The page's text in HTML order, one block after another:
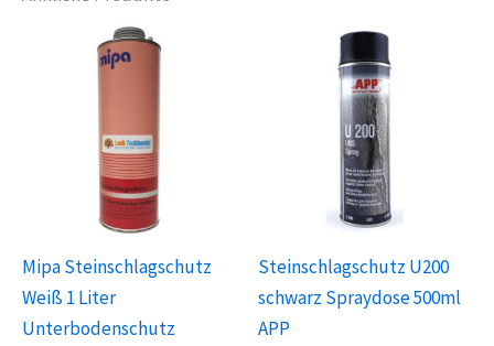
Mipa Steinschlagschutz
Weiß 1 Liter
Unterbodenschutz
Steinschlagschutz U200
schwarz Spraydose 500ml
APP